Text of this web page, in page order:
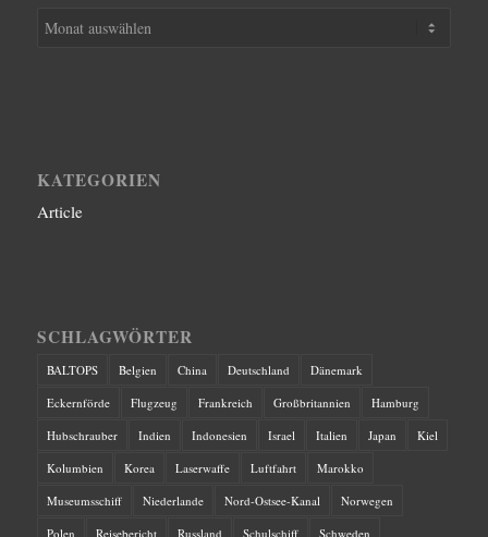
KATEGORIEN
Article
SCHLAGWÖRTER
BALTOPS Belgien China Deutschland
Dänemark
Eckernförde
Flugzeug Frankreich Großbritannien
Hamburg
Hubschrauber
Indien Indonesien Israel Italien Japan
Kiel
Kolumbien
Korea Laserwaffe Luftfahrt
Marokko
Museumsschiff
Niederlande Nord-Ostsee-Kanal
Norwegen
Polen
Reisebericht Russland Schulschiff Schweden